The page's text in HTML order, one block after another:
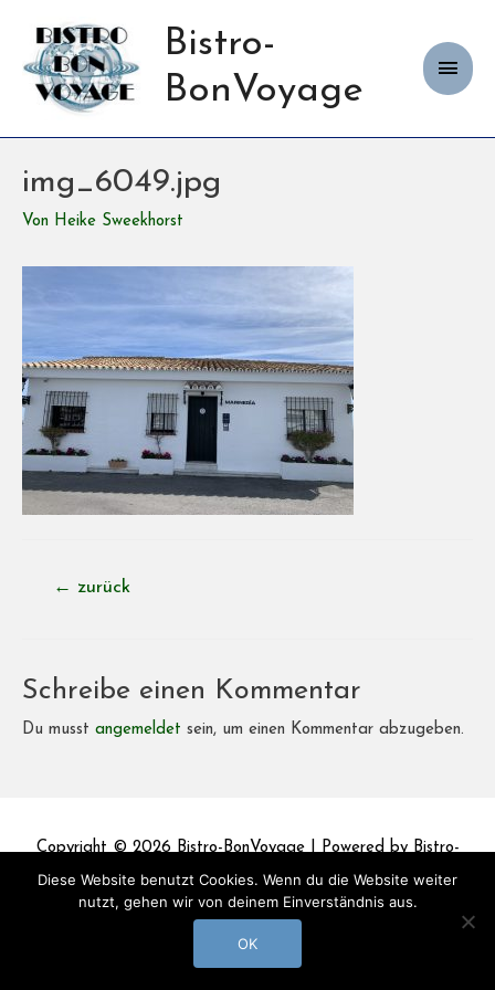
Bistro-
BonVoyage
img_6049.jpg
Von Heike Sweekhorst
Beitragsnavigation
← zurück
Schreibe einen Kommentar
Du musst angemeldet sein, um einen Kommentar abzugeben.
Copyright © 2026Bistro-BonVoyage| Powered byBistro-
BonVoyage
Impressum Datenschutz
Diese Website benutzt Cookies. Wenn du die Website weiter
nutzt, gehen wir von deinem Einverständnis aus.
OK